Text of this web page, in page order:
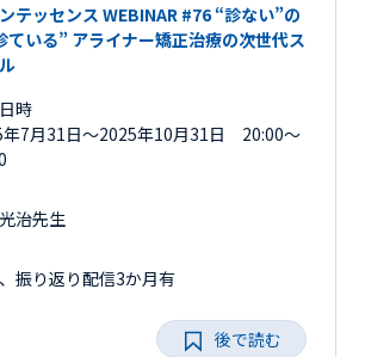
テッセンス WEBINAR #76 “診ない”の
ている” アライナー矯正治療の次世代ス
時
年7月31日〜2025年10月31日 20:00～
治先生
振り返り配信3か月有
後で読む